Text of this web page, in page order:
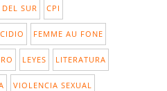
SUR CPI
FEMME AU FONE
LEYES LITERATURA
VIOLENCIA SEXUAL